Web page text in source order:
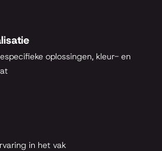
oplossingen, kleur- en
in het vak